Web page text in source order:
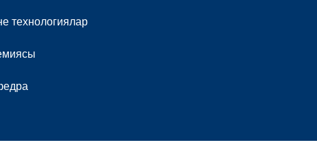
технологиялар